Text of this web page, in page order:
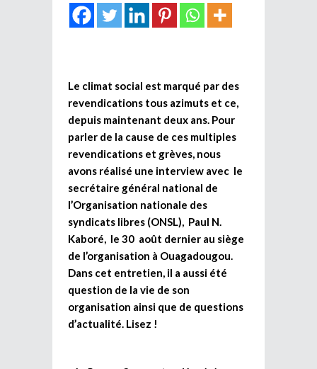
Le climat social est marqué par des
revendications tous azimuts et ce,
depuis maintenant deux ans. Pour
parler de la cause de ces multiples
revendications et grèves, nous
avons réalisé une interview avec le
secrétaire général national de
l’Organisation nationale des
syndicats libres (ONSL), Paul N.
Kaboré, le 30 août dernier au siège
de l’organisation à Ouagadougou.
Dans cet entretien, il a aussi été
question de la vie de son
organisation ainsi que de questions
d’actualité. Lisez !